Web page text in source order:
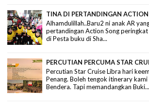
TINA DI PERTANDINGAN
Alhamdulillah..Baru2 ni anak AR
pertandingan Action Song peringkat
di Pesta buku di Sha...
PERCUTIAN PERCUMA STAR
Percutian Star Cruise Libra hari
Penang. Boleh tengok itinerary
Bendera. Tapi memandangkan Buki...